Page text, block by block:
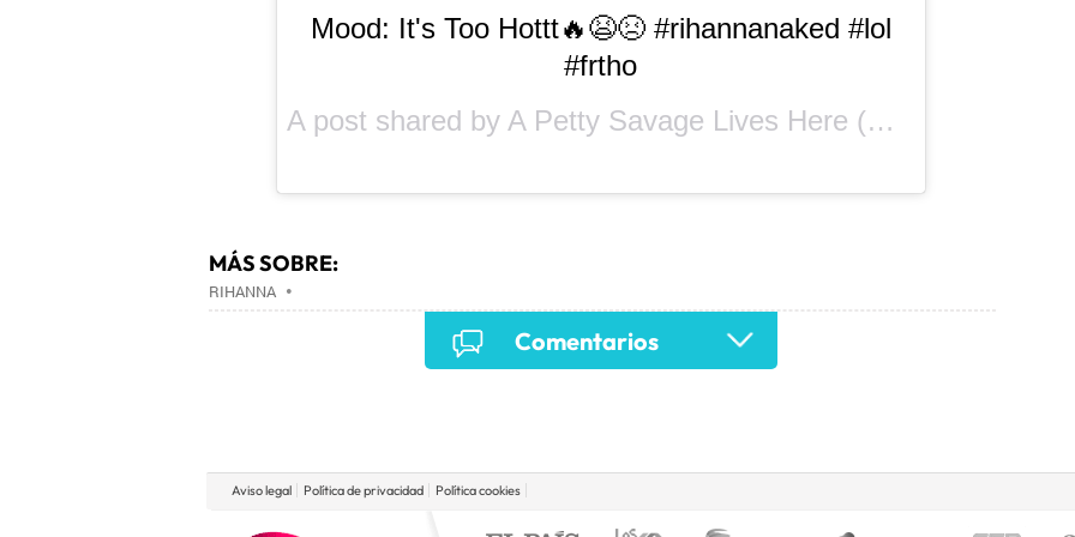
Mood: It's Too Hottt🔥😫😣 #rihannanaked #lol
#frtho
A post shared by A Petty Savage Lives Here (@daisytheahmazing) on
MÁS SOBRE:
RIHANNA•
Comentarios
Aviso legal Política de privacidad Política cookies